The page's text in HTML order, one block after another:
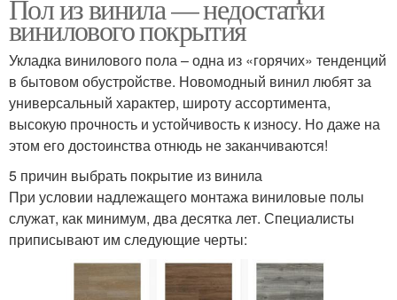
Пол из винила — недостатки
винилового покрытия
Укладка винилового пола – одна из «горячих» тенденций
в бытовом обустройстве. Новомодный винил любят за
универсальный характер, широту ассортимента,
высокую прочность и устойчивость к износу. Но даже на
этом его достоинства отнюдь не заканчиваются!
5 причин выбрать покрытие из винила
При условии надлежащего монтажа виниловые полы
служат, как минимум, два десятка лет. Специалисты
приписывают им следующие черты: